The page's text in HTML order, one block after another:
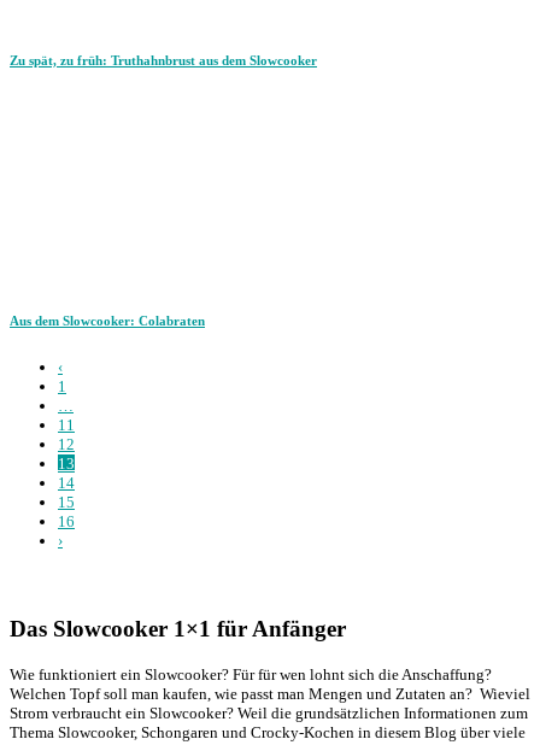
Zu spät, zu früh: Truthahnbrust aus dem Slowcooker
Aus dem Slowcooker: Colabraten
‹
1
…
11
12
13
14
15
16
›
Das Slowcooker 1×1 für Anfänger
Wie funktioniert ein Slowcooker? Für für wen lohnt sich die Anschaffung?
Welchen Topf soll man kaufen, wie passt man Mengen und Zutaten an? Wieviel
Strom verbraucht ein Slowcooker? Weil die grundsätzlichen Informationen zum
Thema Slowcooker, Schongaren und Crocky-Kochen in diesem Blog über viele